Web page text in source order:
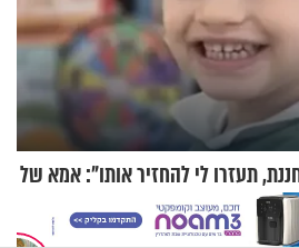
תעזרו לי להחזיר אותו": אמא של